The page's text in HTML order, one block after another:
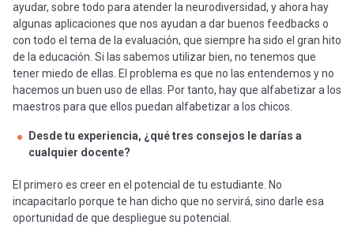
ayudar, sobre todo para atender la neurodiversidad, y ahora hay
algunas aplicaciones que nos ayudan a dar buenos feedbacks o
con todo el tema de la evaluación, que siempre ha sido el gran hito
de la educación. Si las sabemos utilizar bien, no tenemos que
tener miedo de ellas. El problema es que no las entendemos y no
hacemos un buen uso de ellas. Por tanto, hay que alfabetizar a los
maestros para que ellos puedan alfabetizar a los chicos.
Desde tu experiencia, ¿qué tres consejos le darías a
cualquier docente?
El primero es creer en el potencial de tu estudiante. No
incapacitarlo porque te han dicho que no servirá, sino darle esa
oportunidad de que despliegue su potencial.